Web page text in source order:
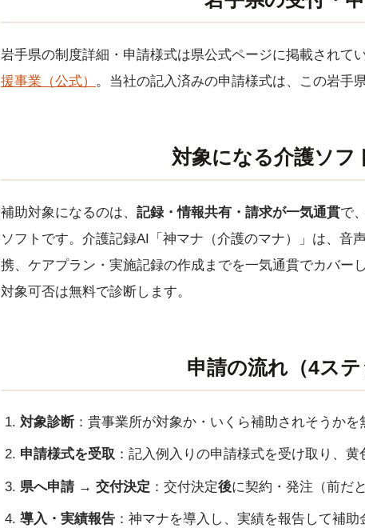
岩手県の制度詳細・申請様式は県公式ページに掲載されてい
援事業（公式） 。当社の記入済みの申請様式は、この岩手
対象になる介護ソフ
補助対象になるのは、 記録・情報共有・請求が一気通貫で、
ソフトです。介護記録AI「神マナ（介護のマナ）」は、音
携、ケアプラン・実施記録の作成までを一気通貫でカバー
対象可否は無料で診断します。
申請の流れ（4ステ
対象診断：貴事業所が対象か・いくら補助されそうかを
申請様式を受取 ：記入例入りの申請様式を受け取り、黄
県へ申請 → 交付決定 ：交付決定後に契約・発注（前だ
導入・実績報告 ：神マナを導入し、実績を報告して補助